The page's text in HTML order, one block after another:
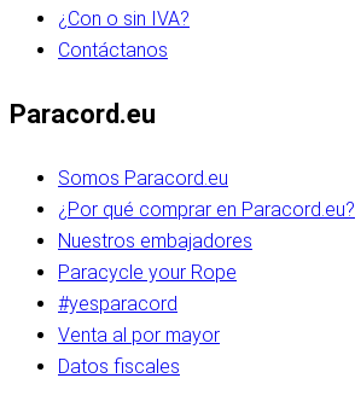
¿Con o sin IVA?
Contáctanos
Paracord.eu
Somos Paracord.eu
¿Por qué comprar en Paracord.eu?
Nuestros embajadores
Paracycle your Rope
#yesparacord
Venta al por mayor
Datos fiscales